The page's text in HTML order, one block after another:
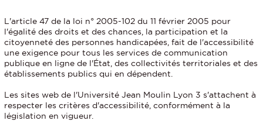
L'article 47 de la loi n° 2005-102 du 11 février 2005 pour
l'égalité des droits et des chances, la participation et la
citoyenneté des personnes handicapées, fait de l'accessibilité
une exigence pour tous les services de communication
publique en ligne de l'État, des collectivités territoriales et des
établissements publics qui en dépendent.
Les sites web de l'Université Jean Moulin Lyon 3 s'attachent à
respecter les critères d'accessibilité, conformément à la
législation en vigueur.